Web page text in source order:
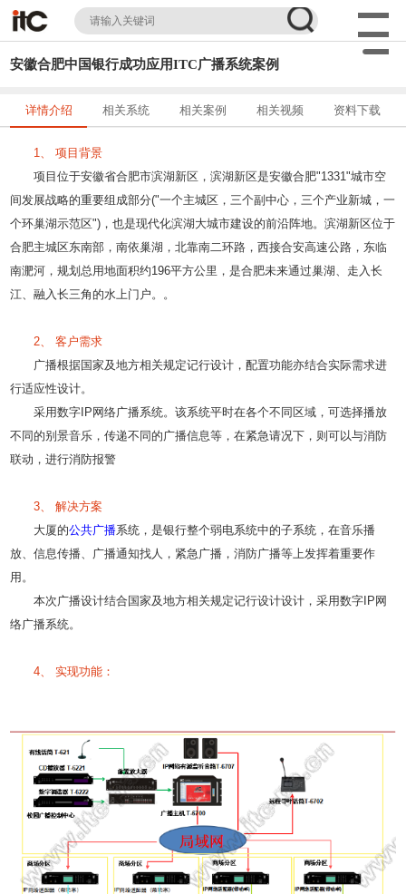
安徽合肥中国银行成功应用ITC广播系统案例
详情介绍 相关系统 相关案例 相关视频 资料下载
1、 项目背景
项目位于安徽省合肥市滨湖新区，滨湖新区是安徽合肥"1331"城市空
间发展战略的重要组成部分("一个主城区，三个副中心，三个产业新城，一
个环巢湖示范区")，也是现代化滨湖大城市建设的前沿阵地。滨湖新区位于
合肥主城区东南部，南依巢湖，北靠南二环路，西接合安高速公路，东临
南淝河，规划总用地面积约196平方公里，是合肥未来通过巢湖、走入长
江、融入长三角的水上门户。。
2、 客户需求
广播根据国家及地方相关规定记行设计，配置功能亦结合实际需求进
行适应性设计。
采用数字IP网络广播系统。该系统平时在各个不同区域，可选择播放
不同的别景音乐，传递不同的广播信息等，在紧急请况下，则可以与消防
联动，进行消防报警
3、 解决方案
大厦的公共广播系统，是银行整个弱电系统中的子系统，在音乐播
放、信息传播、广播通知找人，紧急广播，消防广播等上发挥着重要作
用。
本次广播设计结合国家及地方相关规定记行设计设计，采用数字IP网
络广播系统。
4、 实现功能：